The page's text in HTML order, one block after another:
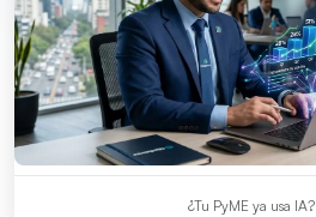
¿Tu PyME ya usa IA?